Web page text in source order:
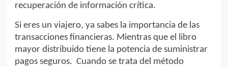
recuperación de información crítica.
Si eres un viajero, ya sabes la importancia de las
transacciones financieras. Mientras que el libro
mayor distribuido tiene la potencia de suministrar
pagos seguros. Cuando se trata del método